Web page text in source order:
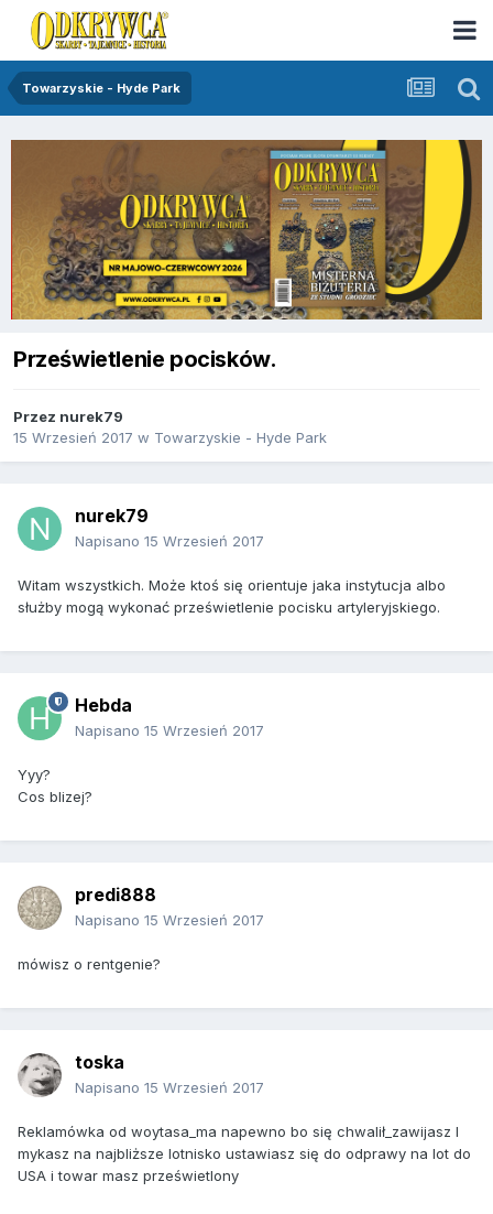
Towarzyskie - Hyde Park
Prześwietlenie pocisków.
Przez nurek79
15 Wrzesień 2017 w Towarzyskie - Hyde Park
nurek79
Napisano 15 Wrzesień 2017
Witam wszystkich. Może ktoś się orientuje jaka instytucja albo
służby mogą wykonać prześwietlenie pocisku artyleryjskiego.
Hebda
Napisano 15 Wrzesień 2017
Yyy?
Cos blizej?
predi888
Napisano 15 Wrzesień 2017
mówisz o rentgenie?
toska
Napisano 15 Wrzesień 2017
Reklamówka od woytasa_ma napewno bo się chwalił_zawijasz I
mykasz na najbliższe lotnisko ustawiasz się do odprawy na lot do
USA i towar masz prześwietlony